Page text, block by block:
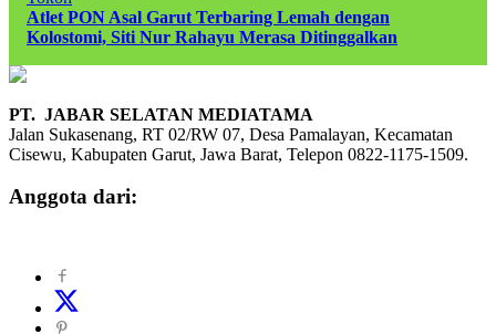
Atlet PON Asal Garut Terbaring Lemah dengan
Kolostomi, Siti Nur Rahayu Merasa Ditinggalkan
PT. JABAR SELATAN MEDIATAMA
Jalan Sukasenang, RT 02/RW 07, Desa Pamalayan, Kecamatan
Cisewu, Kabupaten Garut, Jawa Barat, Telepon 0822-1175-1509.
Anggota dari: